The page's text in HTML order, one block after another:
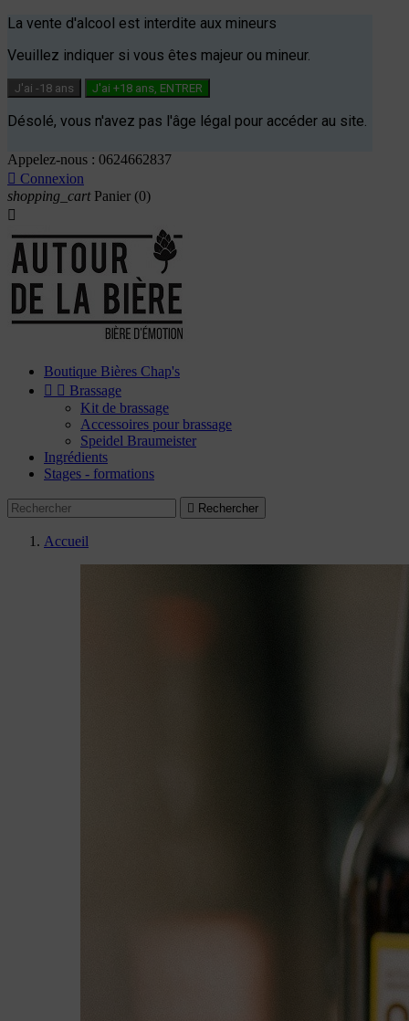
La vente d'alcool est interdite aux mineurs
Veuillez indiquer si vous êtes majeur ou mineur.
J'ai -18 ans J'ai +18 ans, ENTRER
Désolé, vous n'avez pas l'âge légal pour accéder au site.
Appelez-nous : 0624662837
 Connexion
shopping_cart Panier (0)

Boutique Bières Chap's
  Brassage
Kit de brassage
Accessoires pour brassage
Speidel Braumeister
Ingrédients
Stages - formations
 Rechercher
Accueil